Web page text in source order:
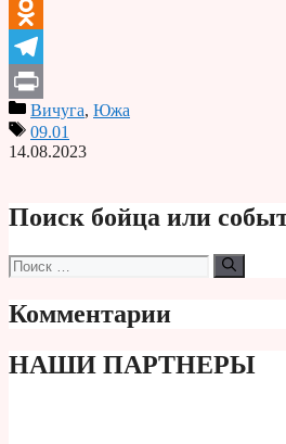
VK
Odnoklassniki
Telegram
PrintВичуга, Южа
09.01
14.08.2023
Поиск бойца или
Поиск:
Комментарии
НАШИ ПАРТНЕРЫ